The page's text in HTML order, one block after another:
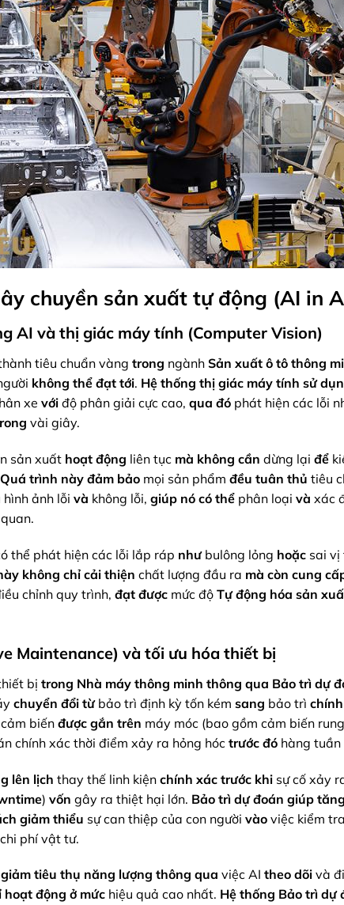
chuyền sản xuất tự động (AI in
AI và thị giác máy tính (Computer Vision)
tiêu chuẩn vàng trong ngành Sản xuất ô tô thông
không thể đạt tới. Hệ thống thị giác máy tính sử
xe với độ phân giải cực cao, qua đó phát hiện các lỗi
vài giây.
sản xuất hoạt động liên tục mà không cần dừng lại để
Quá trình này đảm bảo mọi sản phẩm đều tuân thủ tiêu
ảnh lỗi và không lỗi, giúp nó có thể phân loại và xác
thể phát hiện các lỗi lắp ráp nhưbulông lỏng hoặc sai vị
không chỉcải thiện chất lượng đầu ra mà còn cung
chỉnh quy trình, đạt được mức độ Tự động hóa sản
Maintenance) và tối ưu hóa thiết bị
bị trong Nhà máy thông minh thông qua Bảo trì dự
chuyển đổi từbảo trì định kỳ tốn kém sang bảo trì
biến được gắn trên máy móc (bao gồm cảm biến
chính xác thời điểm xảy ra hỏng hóc trước đó hàng
lên lịch thay thế linh kiện chính xác trước khi sự cố xảy
) vốn gây ra thiệt hại lớn. Bảo trì dự đoán giúp
giảm thiểu sự can thiệp của con người vào việc kiểm
phí vật tư.
giảm tiêu thụ năng lượng thông qua việc AI theo dõi và
hoạt động ở mức hiệu quả cao nhất. Hệ thống Bảo trì dự